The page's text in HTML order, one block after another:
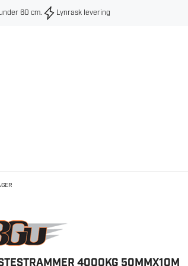
60 cm. Lynrask levering
4000KG 50MMX10M